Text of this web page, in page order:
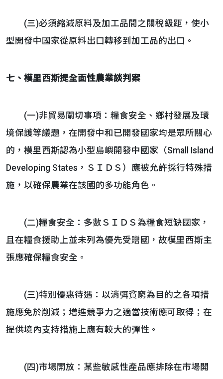
(三)必須縮減原料及加工品間之關稅級距，使小
型開發中國家從原料出口轉移到加工品的出口。
七、模里西斯提全面性農業談判案
(一)非貿易關切事項：糧食安全、鄉村發展及環
境保護等議題，在開發中和已開發國家均是眾所關心
的，模里西斯認為小型島嶼開發中國家（Small Island
Developing States，ＳＩＤＳ）應被允許採行特殊措
施，以確保農業在該國的多功能角色。
(二)糧食安全：多數ＳＩＤＳ為糧食短缺國家，
且在糧食援助上並未列為優先受贈國，故模里西斯主
張應確保糧食安全。
(三)特別優惠待遇：以消弭貧窮為目的之各項措
施應免於削減；增進競爭力之適當技術應可取得；在
提供境內支持措施上應有較大的彈性。
(四)市場開放：某些敏感性產品應排除在市場開